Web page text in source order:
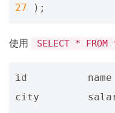
27 );
使用 SELECT *
id
city